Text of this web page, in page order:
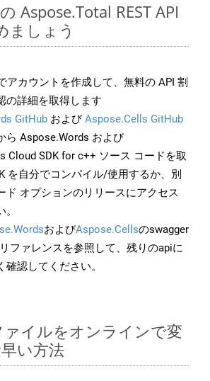
Aspose.Total REST API
ましょう
アカウントを作成して、無料の API 割
の詳細を取得します
GitHub およびAspose.Cells GitHub
ら Aspose.Words および
Cloud SDK for c++ ソース コードを取
を自分でコンパイル/使用するか、別
ド オプションのリリースにアクセス
およびAspose.Cellsのswagger
ファレンスを参照して、残りのapiに
確認してください。
ァイルをオンラインで変
い方法